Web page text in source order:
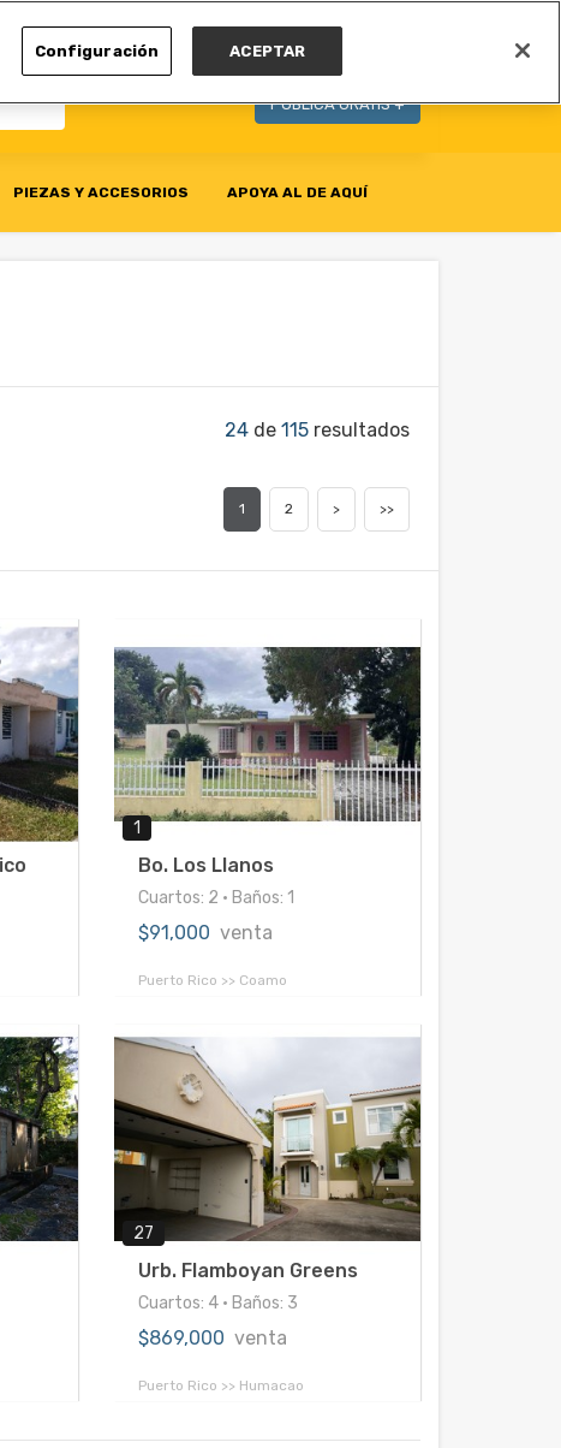
PUBLICA GRATIS +
PIEZAS Y ACCESORIOS APOYA AL DE AQUÍ
24de 115resultados
1 2 > >>
1
Bo. Los Llanos
Cuartos: 2 • Baños: 1
$91,000 venta
Puerto Rico >> Coamo
27
Urb. Flamboyan Greens
Cuartos: 4 • Baños: 3
$869,000 venta
Puerto Rico >> Humacao
Configuración ACEPTAR